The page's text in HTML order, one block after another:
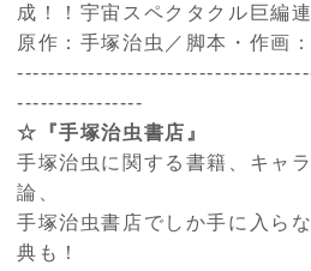
成！！宇宙スペクタクル巨編
原作：手塚治虫／脚本・作画
----------------
☆『手塚治虫書店』
手塚治虫に関する書籍、キャ
論、
手塚治虫書店でしか手に入ら
典も！